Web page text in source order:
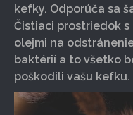
kefky. Odporúča sa
Čistiaci prostriedok s
olejmi na
baktérií a to všetko
poškodili vašu kefku.